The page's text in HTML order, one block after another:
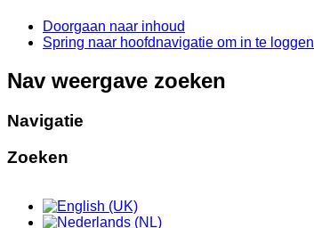
Doorgaan naar inhoud
Spring naar hoofdnavigatie om in te loggen
Nav weergave zoeken
Navigatie
Zoeken